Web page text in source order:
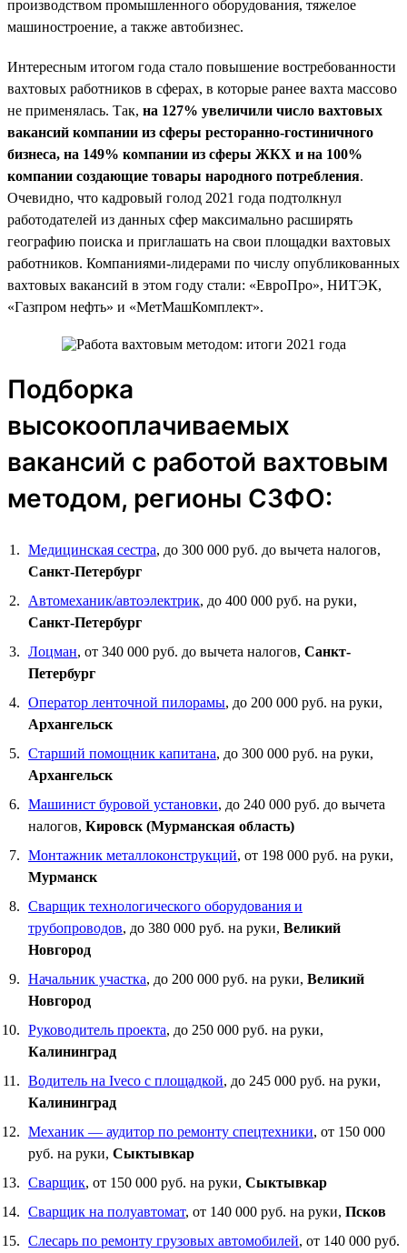
производством промышленного оборудования, тяжелое
машиностроение, а также автобизнес.
Интересным итогом года стало повышение востребованности
вахтовых работников в сферах, в которые ранее вахта массово
не применялась. Так, на 127% увеличили число вахтовых
вакансий компании из сферы ресторанно-гостиничного
бизнеса, на 149% компании из сферы ЖКХ и на 100%
компании создающие товары народного потребления.
Очевидно, что кадровый голод 2021 года подтолкнул
работодателей из данных сфер максимально расширять
географию поиска и приглашать на свои площадки вахтовых
работников. Компаниями-лидерами по числу опубликованных
вахтовых вакансий в этом году стали: «ЕвроПро», НИТЭК,
«Газпром нефть» и «МетМашКомплект».
Подборка
высокооплачиваемых
вакансий с работой вахтовым
методом, регионы СЗФО:
Медицинская сестра, до 300 000 руб. до вычета налогов,
Санкт-Петербург
Автомеханик/автоэлектрик, до 400 000 руб. на руки,
Санкт-Петербург
Лоцман, от 340 000 руб. до вычета налогов, Санкт-
Петербург
Оператор ленточной пилорамы, до 200 000 руб. на руки,
Архангельск
Старший помощник капитана, до 300 000 руб. на руки,
Архангельск
Машинист буровой установки, до 240 000 руб. до вычета
налогов, Кировск (Мурманская область)
Монтажник металлоконструкций, от 198 000 руб. на руки,
Мурманск
Сварщик технологического оборудования и
трубопроводов, до 380 000 руб. на руки, Великий
Новгород
Начальник участка, до 200 000 руб. на руки, Великий
Новгород
Руководитель проекта, до 250 000 руб. на руки,
Калининград
Водитель на Iveco с площадкой, до 245 000 руб. на руки,
Калининград
Механик — аудитор по ремонту спецтехники, от 150 000
руб. на руки, Сыктывкар
Сварщик, от 150 000 руб. на руки, Сыктывкар
Сварщик на полуавтомат, от 140 000 руб. на руки, Псков
Слесарь по ремонту грузовых автомобилей, от 140 000 руб.